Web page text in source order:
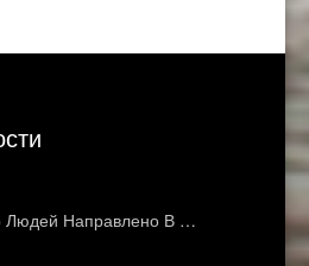
Людей Направлено В …